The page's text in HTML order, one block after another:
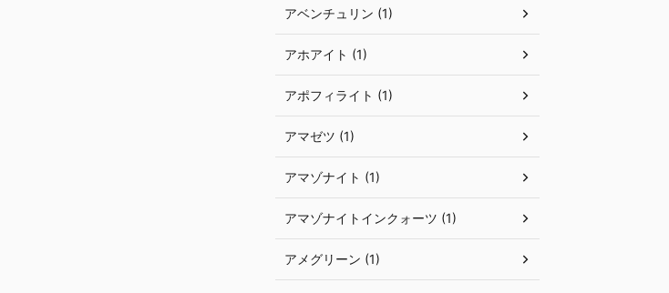
アベンチュリン (1)
アホアイト (1)
アポフィライト (1)
アマゼツ (1)
アマゾナイト (1)
アマゾナイトインクォーツ (1)
アメグリーン (1)